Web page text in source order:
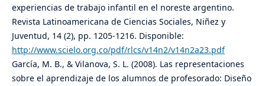
experiencias de trabajo infantil en el noreste argentino.
Revista Latinoamericana de Ciencias Sociales, Niñez y
Juventud, 14 (2), pp. 1205-1216. Disponible:
http://www.scielo.org.co/pdf/rlcs/v14n2/v14n2a23.pdf
García, M. B., & Vilanova, S. L. (2008). Las representaciones
sobre el aprendizaje de los alumnos de profesorado: Diseño